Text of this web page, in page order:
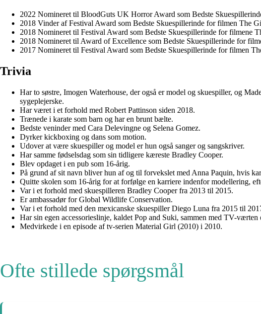
2022 Nomineret til BloodGuts UK Horror Award som Bedste
2018 Vinder af Festival Award som Bedste Skuespillerinde for filmen The
2018 Nomineret til Festival Award som Bedste Skuespillerinde for
2018 Nomineret til Award of Excellence som Bedste Skuespillerinde for
2017 Nomineret til Festival Award som Bedste Skuespillerinde for filmen
Trivia
Har to søstre, Imogen Waterhouse, der også er model og skuespiller, og
sygeplejerske.
Har været i et forhold med Robert Pattinson siden 2018.
Trænede i karate som barn og har en brunt bælte.
Bedste veninder med Cara Delevingne og Selena Gomez.
Dyrker kickboxing og dans som motion.
Udover at være skuespiller og model er hun også sanger og sangskriver.
Har samme fødselsdag som sin tidligere kæreste Bradley Cooper.
Blev opdaget i en pub som 16-årig.
På grund af sit navn bliver hun af og til forvekslet med Anna Paquin, hvis
Quitte skolen som 16-årig for at forfølge en karriere indenfor modellering,
Var i et forhold med skuespilleren Bradley Cooper fra 2013 til 2015.
Er ambassadør for Global Wildlife Conservation.
Var i et forhold med den mexicanske skuespiller Diego Luna fra 2015 til
Har sin egen accessorieslinje, kaldet Pop and Suki, sammen med TV-værten
Medvirkede i en episode af tv-serien Material Girl (2010) i 2010.
Ofte stillede spørgsmål